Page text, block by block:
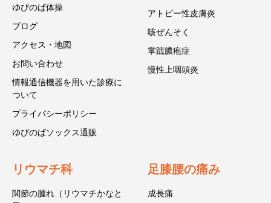
ゆびのば体操
ブログ
アクセス・地図
お問い合わせ
情報通信機器を用いた診療に
ついて
プライバシーポリシー
ゆびのばソックス通販
アトピー性皮膚炎
咳ぜんそく
掌蹠膿疱症
慢性上咽頭炎
リウマチ科
関節の腫れ（リウマチかなと
足膝腰の痛み
成長痛